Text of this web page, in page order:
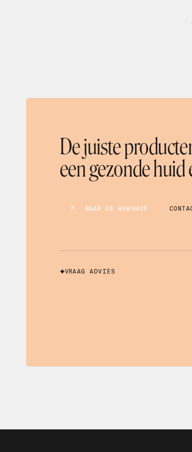
Mascara
Oogverzorging
Peeling
De juiste
een gezonde
NAAR DE WEBSHOP
VRAAG ADVIES